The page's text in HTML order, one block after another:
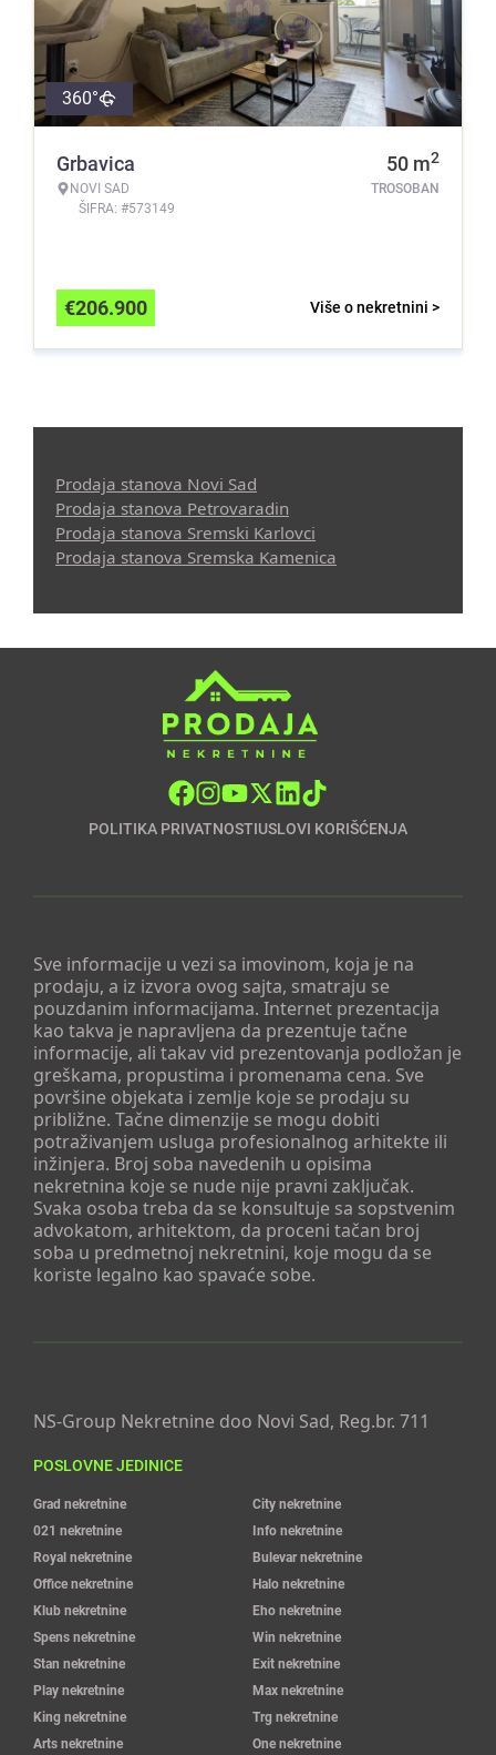
360°
Grbavica
NOVI SAD
ŠIFRA: #573149
50 m2
TROSOBAN
Više o nekretnini >
€206.900
Prodaja stanova Novi Sad
Prodaja stanova Petrovaradin
Prodaja stanova Sremski Karlovci
Prodaja stanova Sremska Kamenica
POLITIKA PRIVATNOSTIUSLOVI KORIŠĆENJA
Sve informacije u vezi sa imovinom, koja je na
prodaju, a iz izvora ovog sajta, smatraju se
pouzdanim informacijama. Internet prezentacija
kao takva je napravljena da prezentuje tačne
informacije, ali takav vid prezentovanja podložan je
greškama, propustima i promenama cena. Sve
površine objekata i zemlje koje se prodaju su
približne. Tačne dimenzije se mogu dobiti
potraživanjem usluga profesionalnog arhitekte ili
inžinjera. Broj soba navedenih u opisima
nekretnina koje se nude nije pravni zaključak.
Svaka osoba treba da se konsultuje sa sopstvenim
advokatom, arhitektom, da proceni tačan broj
soba u predmetnoj nekretnini, koje mogu da se
koriste legalno kao spavaće sobe.
NS-Group Nekretnine doo Novi Sad, Reg.br. 711
POSLOVNE JEDINICE
Grad nekretnine
City nekretnine
021 nekretnine
Info nekretnine
Royal nekretnine
Bulevar nekretnine
Office nekretnine
Halo nekretnine
Klub nekretnine
Eho nekretnine
Spens nekretnine
Win nekretnine
Stan nekretnine
Exit nekretnine
Play nekretnine
Max nekretnine
King nekretnine
Trg nekretnine
Arts nekretnine
One nekretnine